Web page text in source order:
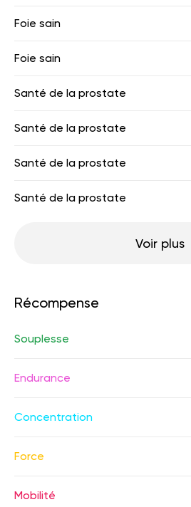
Foie sain
Foie sain
Santé de la prostate
Santé de la prostate
Santé de la prostate
Santé de la prostate
Voir plus
Récompense
Souplesse
Endurance
Concentration
Force
Mobilité